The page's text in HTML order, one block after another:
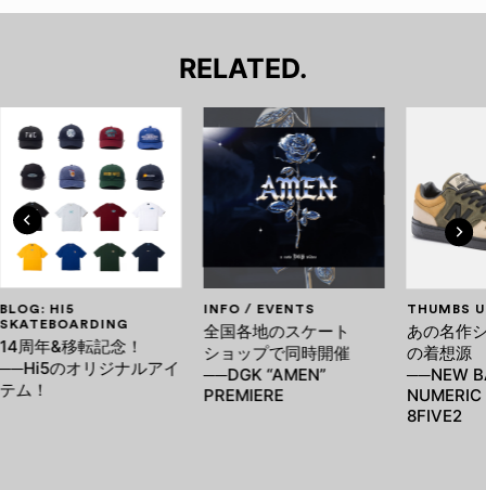
RELATED.
BLOG: HI5
SKATEBOARDING
14周年&移転記念！
──Hi5のオリジナルアイ
テム！
INFO / EVENTS
全国各地のスケート
ショップで同時開催
──DGK “AMEN”
PREMIERE
THUMBS
あの名作
の着想源
──NEW
8FIVE2